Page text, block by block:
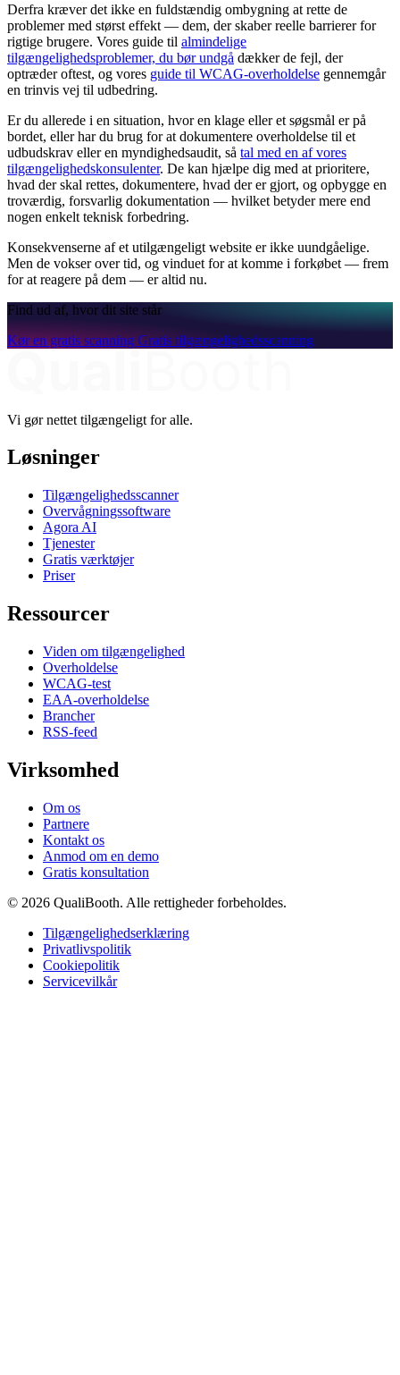
Derfra kræver det ikke en fuldstændig ombygning at rette de
problemer med størst effekt — dem, der skaber reelle barrierer for
rigtige brugere. Vores guide til almindelige
tilgængelighedsproblemer, du bør undgå dækker de fejl, der
optræder oftest, og vores guide til WCAG-overholdelse gennemgår
en trinvis vej til udbedring.
Er du allerede i en situation, hvor en klage eller et søgsmål er på
bordet, eller har du brug for at dokumentere overholdelse til et
udbudskrav eller en myndighedsaudit, så tal med en af vores
tilgængelighedskonsulenter. De kan hjælpe dig med at prioritere,
hvad der skal rettes, dokumentere, hvad der er gjort, og opbygge en
troværdig, forsvarlig dokumentation — hvilket betyder mere end
nogen enkelt teknisk forbedring.
Konsekvenserne af et utilgængeligt website er ikke uundgåelige.
Men de vokser over tid, og vinduet for at komme i forkøbet — frem
for at reagere på dem — er altid nu.
Find ud af, hvor dit site står
Kør en gratis scanning Gratis tilgængelighedsscanning
Vi gør nettet tilgængeligt for alle.
Løsninger
Tilgængelighedsscanner
Overvågningssoftware
Agora AI
Tjenester
Gratis værktøjer
Priser
Ressourcer
Viden om tilgængelighed
Overholdelse
WCAG-test
EAA-overholdelse
Brancher
RSS-feed
Virksomhed
Om os
Partnere
Kontakt os
Anmod om en demo
Gratis konsultation
© 2026 QualiBooth. Alle rettigheder forbeholdes.
Tilgængelighedserklæring
Privatlivspolitik
Cookiepolitik
Servicevilkår